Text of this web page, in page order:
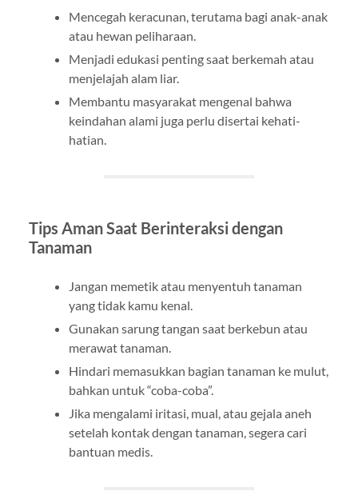
Mencegah keracunan, terutama bagi anak-anak
atau hewan peliharaan.
Menjadi edukasi penting saat berkemah atau
menjelajah alam liar.
Membantu masyarakat mengenal bahwa
keindahan alami juga perlu disertai kehati-
hatian.
Tips Aman Saat Berinteraksi dengan
Tanaman
Jangan memetik atau menyentuh tanaman
yang tidak kamu kenal.
Gunakan sarung tangan saat berkebun atau
merawat tanaman.
Hindari memasukkan bagian tanaman ke mulut,
bahkan untuk “coba-coba”.
Jika mengalami iritasi, mual, atau gejala aneh
setelah kontak dengan tanaman, segera cari
bantuan medis.